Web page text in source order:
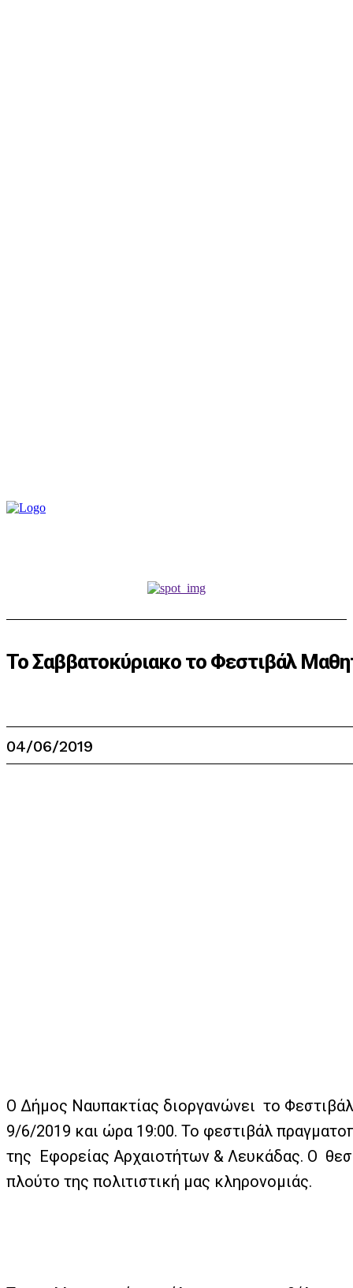
Το Σαββατοκύριακο το Φεστιβάλ
04/06/2019
Ο Δήμος Ναυπακτίας διοργανώνει το
9/6/2019 και ώρα 19:00. Το φεστιβάλ
της Εφορείας Αρχαιοτήτων & Λευκάδας. Ο
πλούτο της πολιτιστική μας κληρονομιάς.